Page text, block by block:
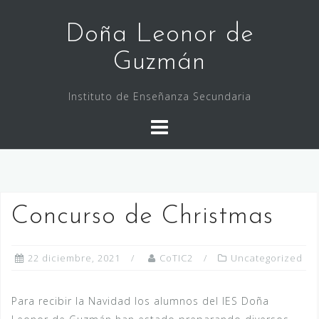
Doña Leonor de
Guzmán
Instituto de Enseñanza Secundaria
Concurso de Christmas
22 diciembre, 2021 CoTIC2 Uncategorized
Para recibir la Navidad los alumnos del IES Doña